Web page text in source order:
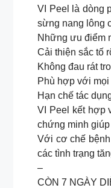
VI Peel là dòng
sừng nang lông
Những ưu điểm
Cải thiện sắc tố
Không đau rát
Phù hợp với mọi
Hạn chế tác
VI Peel kết hợp
chứng minh giúp
Với cơ chế
các tình trạng
–
CÒN 7 NGÀY